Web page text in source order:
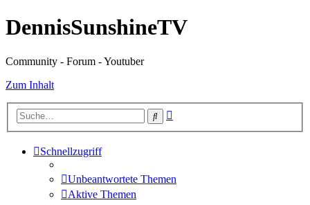
DennisSunshineTV
Community - Forum - Youtuber
Zum Inhalt
Suche
Schnellzugriff
Unbeantwortete Themen
Aktive Themen